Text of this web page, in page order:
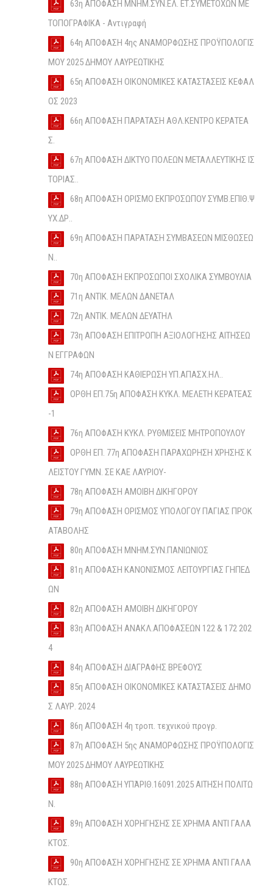
63η ΑΠΟΦΑΣΗ ΜΝΗΜ.ΣΥΝ.ΕΛ. ΕΤ.ΣΥΜΕΤΟΧΩΝ ΜΕ
ΤΟΠΟΓΡΑΦΙΚΑ - Αντιγραφή
64η ΑΠΟΦΑΣΗ 4ης ΑΝΑΜΟΡΦΩΣΗΣ ΠΡΟΫΠΟΛΟΓΙΣ
ΜΟΥ 2025 ΔΗΜΟΥ ΛΑΥΡΕΩΤΙΚΗΣ
65η ΑΠΟΦΑΣΗ ΟΙΚΟΝΟΜΙΚΕΣ ΚΑΤΑΣΤΑΣΕΙΣ ΚΕΦΑΛ
ΟΣ 2023
66η ΑΠΟΦΑΣΗ ΠΑΡΑΤΑΣΗ ΑΘΛ.ΚΕΝΤΡΟ ΚΕΡΑΤΕΑ
Σ.
67η ΑΠΟΦΑΣΗ ΔΙΚΤΥΟ ΠΟΛΕΩΝ ΜΕΤΑΛΛΕΥΤΙΚΗΣ ΙΣ
ΤΟΡΙΑΣ..
68η ΑΠΟΦΑΣΗ ΟΡΙΣΜΟ ΕΚΠΡΟΣΩΠΟΥ ΣΥΜΒ.ΕΠΙΘ.Ψ
ΥΧ.ΔΡ..
69η ΑΠΟΦΑΣΗ ΠΑΡΑΤΑΣΗ ΣΥΜΒΑΣΕΩΝ ΜΙΣΘΩΣΕΩ
Ν..
70η ΑΠΟΦΑΣΗ ΕΚΠΡΟΣΩΠΟΙ ΣΧΟΛΙΚΑ ΣΥΜΒΟΥΛΙΑ
71η ΑΝΤΙΚ. ΜΕΛΩΝ ΔΑΝΕΤΑΛ
72η ΑΝΤΙΚ. ΜΕΛΩΝ ΔEYATΗΛ
73η ΑΠΟΦΑΣΗ ΕΠΙΤΡΟΠΗ ΑΞΙΟΛΟΓΗΣΗΣ ΑΙΤΗΣΕΩ
Ν ΕΓΓΡΑΦΩΝ
74η ΑΠΟΦΑΣΗ ΚΑΘΙΕΡΩΣΗ ΥΠ.ΑΠΑΣΧ.ΗΛ..
ΟΡΘΗ ΕΠ.75η ΑΠΟΦΑΣΗ ΚΥΚΛ. ΜΕΛΕΤΗ ΚΕΡΑΤΕΑΣ
-1
76η ΑΠΟΦΑΣΗ ΚΥΚΛ. ΡΥΘΜΙΣΕΙΣ ΜΗΤΡΟΠΟΥΛΟΥ
ΟΡΘΗ ΕΠ. 77η ΑΠΟΦΑΣΗ ΠΑΡΑΧΩΡΗΣΗ ΧΡΗΣΗΣ Κ
ΛΕΙΣΤΟΥ ΓΥΜΝ. ΣΕ ΚΑΕ ΛΑΥΡΙΟΥ-
78η ΑΠΟΦΑΣΗ AMOIBH ΔΙΚΗΓΟΡΟΥ
79η ΑΠΟΦΑΣΗ ΟΡΙΣΜΟΣ ΥΠΟΛΟΓΟΥ ΠΑΓΙΑΣ ΠΡΟΚ
ΑΤΑΒΟΛΗΣ
80η ΑΠΟΦΑΣΗ ΜΝΗΜ.ΣΥΝ.ΠΑΝΙΩΝΙΟΣ
81η ΑΠΟΦΑΣΗ ΚΑΝΟΝΙΣΜΟΣ ΛΕΙΤΟΥΡΓΙΑΣ ΓΗΠΕΔ
ΩΝ
82η ΑΠΟΦΑΣΗ ΑΜΟΙΒΗ ΔΙΚΗΓΟΡΟΥ
83η ΑΠΟΦΑΣΗ ΑΝΑΚΛ.ΑΠΟΦΑΣΕΩΝ 122 & 172 202
4
84η ΑΠΟΦΑΣΗ ΔΙΑΓΡΑΦΗΣ ΒΡΕΦΟΥΣ
85η ΑΠΟΦΑΣΗ ΟΙΚΟΝΟΜΙΚΕΣ ΚΑΤΑΣΤΑΣΕΙΣ ΔΗΜΟ
Σ ΛΑΥΡ. 2024
86η ΑΠΟΦΑΣΗ 4η τροπ. τεχνικού προγρ.
87η ΑΠΟΦΑΣΗ 5ης ΑΝΑΜΟΡΦΩΣΗΣ ΠΡΟΫΠΟΛΟΓΙΣ
ΜΟΥ 2025 ΔΗΜΟΥ ΛΑΥΡΕΩΤΙΚΗΣ
88η ΑΠΟΦΑΣΗ ΥΠΆΡΙΘ.16091.2025 ΑΙΤΗΣΗ ΠΟΛΙΤΩ
Ν.
89η ΑΠΟΦΑΣΗ ΧΟΡΗΓΗΣΗΣ ΣΕ ΧΡΗΜΑ ΑΝΤΙ ΓΑΛΑ
ΚΤΟΣ.
90η ΑΠΟΦΑΣΗ ΧΟΡΗΓΗΣΗΣ ΣΕ ΧΡΗΜΑ ΑΝΤΙ ΓΑΛΑ
ΚΤΟΣ.